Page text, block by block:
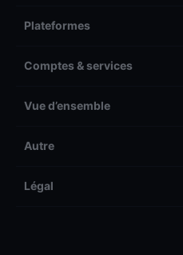
Plateformes
Comptes & services
Vue d’ensemble
Autre
Légal